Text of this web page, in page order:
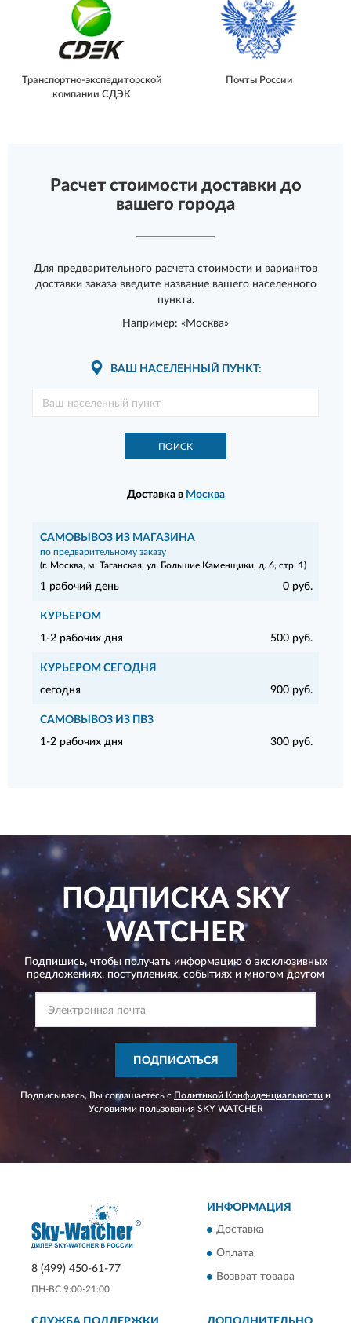
Транспортно-экспедиторской
компании СДЭК
Почты России
Расчет стоимости доставки до
вашего города
Для предварительного расчета стоимости и вариантов
доставки заказа введите название вашего населенного
пункта.
Например: «Москва»
ВАШ НАСЕЛЕННЫЙ ПУНКТ:
ПОИСК
Доставка в Москва
САМОВЫВОЗ ИЗ МАГАЗИНА
по предварительному заказу
(г. Москва, м. Таганская, ул. Большие Каменщики, д. 6, стр. 1)
1 рабочий день 0 руб.
КУРЬЕРОМ
1-2 рабочих дня
500 руб.
КУРЬЕРОМ СЕГОДНЯ
сегодня
900 руб.
САМОВЫВОЗ ИЗ ПВЗ
1-2 рабочих дня
300 руб.
ПОДПИСКАSKY
WATCHER
Подпишись, чтобы получать информацию о эксклюзивных
предложениях, поступлениях, событиях и многом другом
ПОДПИСАТЬСЯ
Подписываясь, Вы соглашаетесь с Политикой Конфиденциальности и
Условиями пользованияSKY WATCHER
8 (499) 450-61-77
ПН-ВС 9:00-21:00
ИНФОРМАЦИЯ
Доставка
Оплата
Возврат товара